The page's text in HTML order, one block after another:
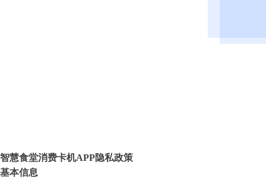
智慧食堂消费卡机APP隐私政策
基本信息